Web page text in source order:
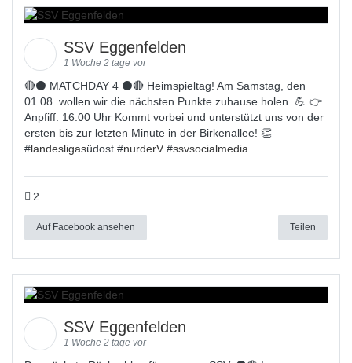
SSV Eggenfelden
1 Woche 2 tage vor
🔴⚫ MATCHDAY 4 ⚫🔴 Heimspieltag! Am Samstag, den
01.08. wollen wir die nächsten Punkte zuhause holen. 💪 👉
Anpfiff: 16.00 Uhr Kommt vorbei und unterstützt uns von der
ersten bis zur letzten Minute in der Birkenallee! 👏
#landesligasüdost #nurderV #ssvsocialmedia
2
Auf Facebook ansehen Teilen
SSV Eggenfelden
1 Woche 2 tage vor